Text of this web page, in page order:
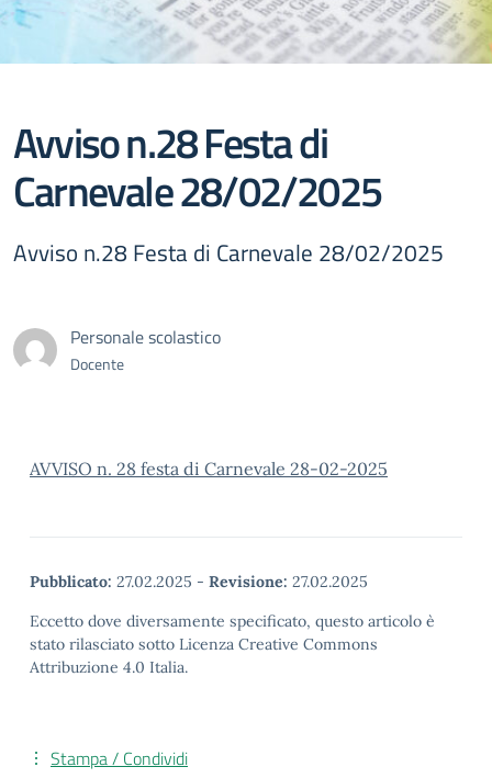
Avviso n.28 Festa di
Carnevale 28/02/2025
Avviso n.28 Festa di Carnevale 28/02/2025
Personale scolastico
Docente
AVVISO n. 28 festa di Carnevale 28-02-2025
Pubblicato: 27.02.2025 - Revisione: 27.02.2025
Eccetto dove diversamente specificato, questo articolo è
stato rilasciato sotto Licenza Creative Commons
Attribuzione 4.0 Italia.
Stampa / Condividi